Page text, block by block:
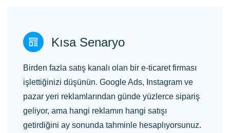
Kısa Senaryo
Birden fazla satış kanalı olan bir e-ticaret firması
işlettiğinizi düşünün. Google Ads, Instagram ve
pazar yeri reklamlarından günde yüzlerce sipariş
geliyor, ama hangi reklamın hangi satışı
getirdiğini ay sonunda tahminle hesaplıyorsunuz.